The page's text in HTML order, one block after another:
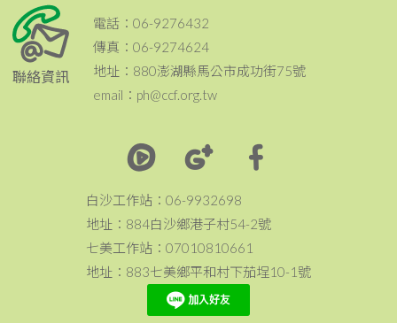
聯絡資訊
電話：06-9276432
傳真：06-9274624
地址：880澎湖縣馬公市成功街75號
email：ph@ccf.org.tw
白沙工作站：06-9932698
地址：884白沙鄉港子村54-2號
七美工作站：07010810661
地址：883七美鄉平和村下茄埕10-1號